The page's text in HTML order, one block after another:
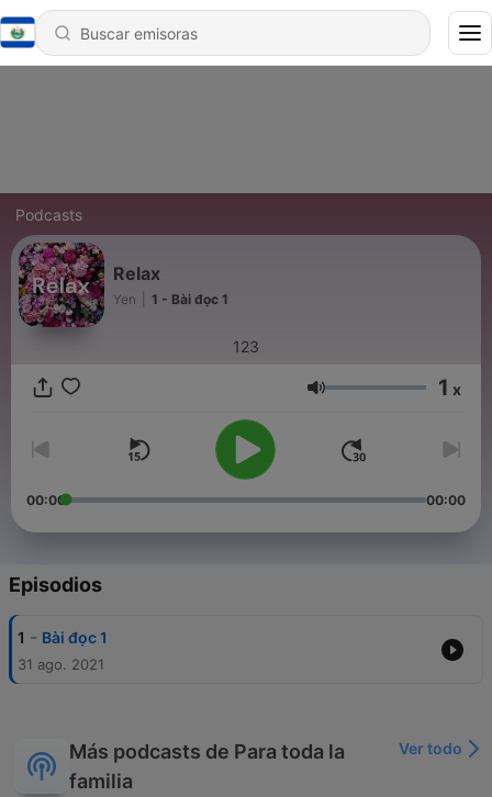
Podcasts
Relax
Yen 1 - Bài đọc 1
123
Volumen 1 x
00:00 00:00
Episodios
1 - Bài đọc 1
31 ago. 2021
Más podcasts de Para toda la
familia
Ver todo